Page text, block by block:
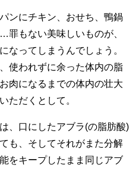
ンにチキン、おせち、鴨鍋
もない美味しいものが、
なってしまうんでしょう。
使われずに余った体内の脂
肉になるまでの体内の壮大
ただくとして。
、口にしたアブラ(の脂肪酸)
も、そしてそれがまた分解
をキープしたまま同じアブ